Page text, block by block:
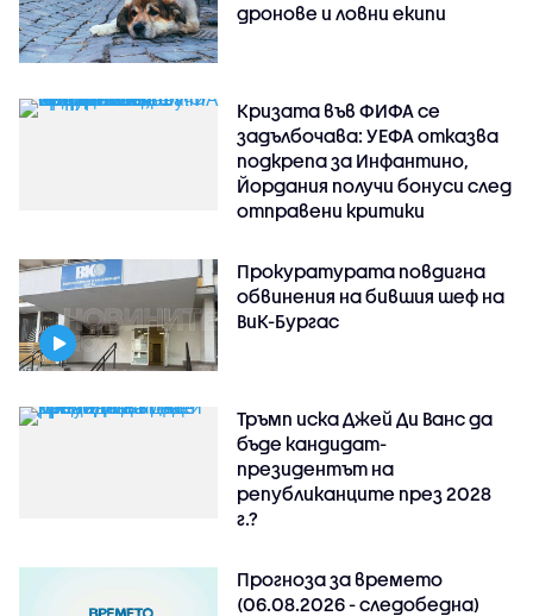
дронове и ловни екипи
Кризата във ФИФА се
задълбочава: УЕФА отказва
подкрепа за Инфантино,
Йордания получи бонуси след
отправени критики
Прокуратурата повдигна
обвинения на бившия шеф на
ВиК-Бургас
Тръмп иска Джей Ди Ванс да
бъде кандидат-
президентът на
републиканците през 2028
г.?
Прогноза за времето
(06.08.2026 - следобедна)